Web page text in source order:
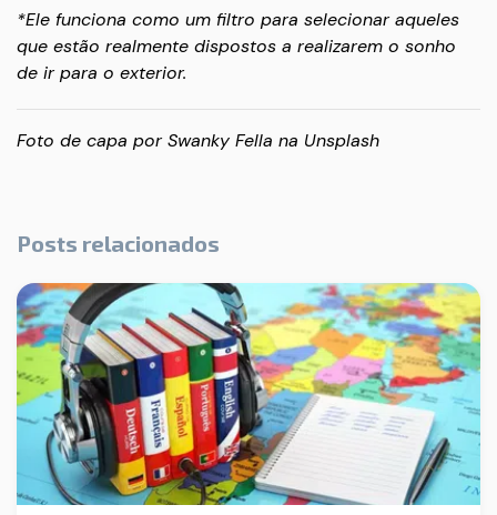
*Ele funciona como um filtro para selecionar aqueles
que estão realmente dispostos a realizarem o sonho
de ir para o exterior.
Foto de capa porSwanky Fella na Unsplash
Posts relacionados